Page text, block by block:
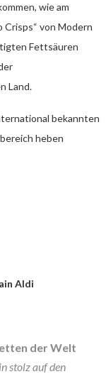
wie am
Crisps“ von Modern
Fettsäuren
Land.
bekannten
heben
Aldi
der Welt
stolz auf den